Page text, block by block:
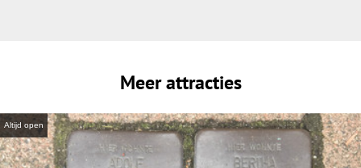
Meer attracties
Altijd open